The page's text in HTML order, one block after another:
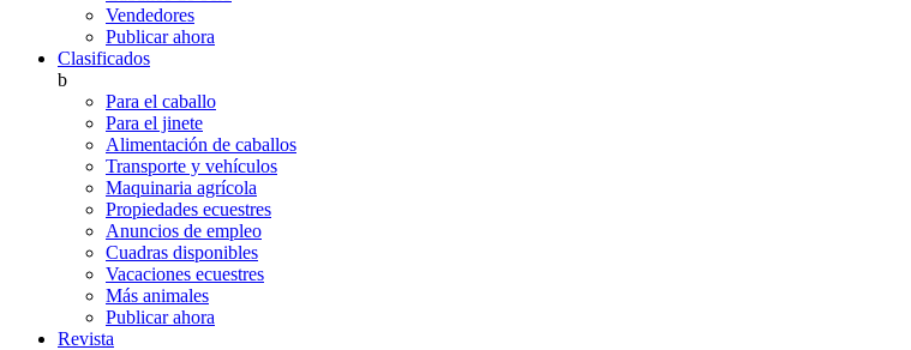
Vendedores
Publicar ahora
Clasificados
b
Para el caballo
Para el jinete
Alimentación de caballos
Transporte y vehículos
Maquinaria agrícola
Propiedades ecuestres
Anuncios de empleo
Cuadras disponibles
Vacaciones ecuestres
Más animales
Publicar ahora
Revista